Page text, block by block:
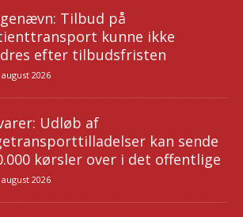
Tilbud på
kunne ikke
efter tilbudsfristen
august 2026
Udløb af
kan sende
kørsler over i det offentlige
august 2026